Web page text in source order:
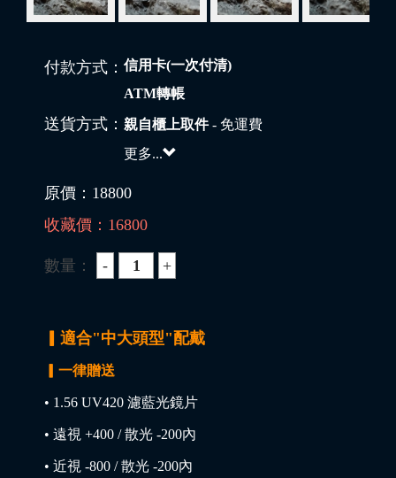
付款方式： 信用卡(一次付清)
ATM轉帳
送貨方式： 親自櫃上取件- 免運費
更多...
原價： 18800
收藏價： 16800
數量：
▎適合"中大頭型"配戴
▎一律贈送
• 1.56 UV420 濾藍光鏡片
• 遠視 +400 / 散光 -200內
• 近視 -800 / 散光 -200內